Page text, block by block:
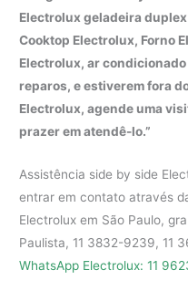
Electrolux geladeira
Cooktop Electrolux, Forno
Electrolux, ar
reparos, e estiverem fora
Electrolux, agende uma
prazer em atendê-lo.”
Assistência side by side
entrar em contato através
Electrolux em São Paulo,
Paulista, 11 3832-9239, 11
WhatsApp Electrolux: 11